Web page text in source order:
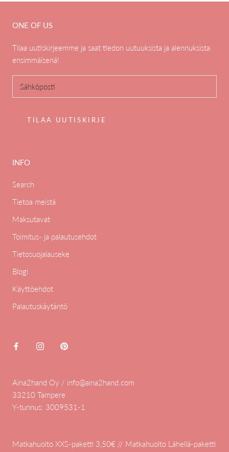
ONE OF US
Tilaa uutiskirjeemme ja saat tiedon uutuuksista ja alennuksista
ensimmäisenä!
TILAA UUTISKIRJE
INFO
Search
Tietoa meistä
Maksutavat
Toimitus- ja palautusehdot
Tietosuojalauseke
Blogi
Käyttöehdot
Palautuskäytäntö
Aina2hand Oy / info@aina2hand.com
33210 Tampere
Y-tunnus: 3009531-1
Matkahuolto XXS-paketti 3,50€ // Matkahuolto Lähellä-paketti